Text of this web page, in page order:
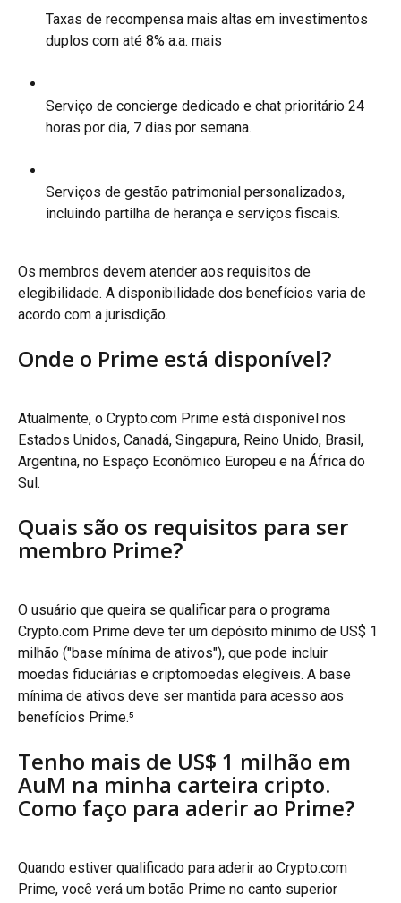
Taxas de recompensa mais altas em investimentos
duplos com até 8% a.a. mais
Serviço de concierge dedicado e chat prioritário 24
horas por dia, 7 dias por semana.
Serviços de gestão patrimonial personalizados,
incluindo partilha de herança e serviços fiscais.
Os membros devem atender aos requisitos de
elegibilidade. A disponibilidade dos benefícios varia de
acordo com a jurisdição.
Onde o Prime está disponível?
Atualmente, o Crypto.com Prime está disponível nos
Estados Unidos, Canadá, Singapura, Reino Unido, Brasil,
Argentina, no Espaço Econômico Europeu e na África do
Sul.
Quais são os requisitos para ser
membro Prime?
O usuário que queira se qualificar para o programa
Crypto.com Prime deve ter um depósito mínimo de US$ 1
milhão ("base mínima de ativos"), que pode incluir
moedas fiduciárias e criptomoedas elegíveis. A base
mínima de ativos deve ser mantida para acesso aos
benefícios Prime.⁵
Tenho mais de US$ 1 milhão em
AuM na minha carteira cripto.
Como faço para aderir ao Prime?
Quando estiver qualificado para aderir ao Crypto.com
Prime, você verá um botão Prime no canto superior